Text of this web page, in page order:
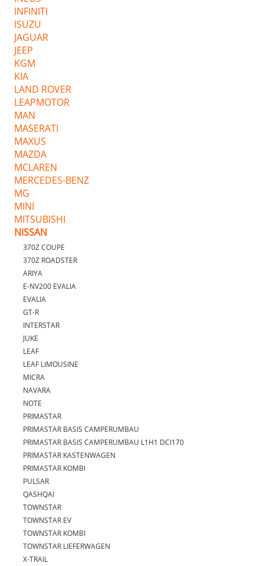
INFINITI
ISUZU
JAGUAR
JEEP
KGM
KIA
LAND ROVER
LEAPMOTOR
MAN
MASERATI
MAXUS
MAZDA
MCLAREN
MERCEDES-BENZ
MG
MINI
MITSUBISHI
NISSAN
370Z COUPE
370Z ROADSTER
ARIYA
E-NV200 EVALIA
EVALIA
GT-R
INTERSTAR
JUKE
LEAF
LEAF LIMOUSINE
MICRA
NAVARA
NOTE
PRIMASTAR
PRIMASTAR BASIS CAMPERUMBAU
PRIMASTAR BASIS CAMPERUMBAU L1H1 DCI170
PRIMASTAR KASTENWAGEN
PRIMASTAR KOMBI
PULSAR
QASHQAI
TOWNSTAR
TOWNSTAR EV
TOWNSTAR KOMBI
TOWNSTAR LIEFERWAGEN
X-TRAIL